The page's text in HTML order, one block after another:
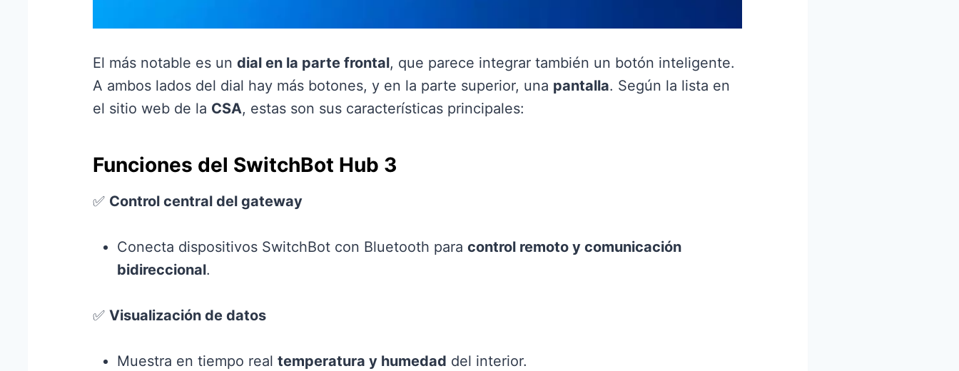
El más notable es undial en la parte frontal, que parece integrar también un botón inteligente.
A ambos lados del dial hay más botones, y en la parte superior, una pantalla. Según la lista en
el sitio web de la CSA, estas son sus características principales:
Funciones del SwitchBot Hub 3
✅ Control central del gateway
Conecta dispositivos SwitchBot con Bluetooth paracontrol remoto y comunicación
bidireccional.
✅Visualización de datos
Muestra en tiempo realtemperatura y humedad del interior.